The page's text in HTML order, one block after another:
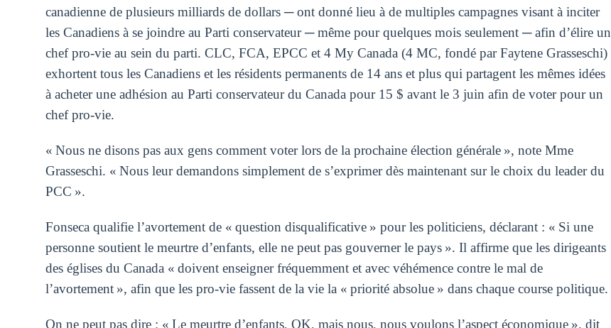
canadienne de plusieurs milliards de dollars ─ ont donné lieu à de multiples campagnes visant à inciter
les Canadiens à se joindre au Parti conservateur ─ même pour quelques mois seulement ─ afin d’élire un
chef pro-vie au sein du parti. CLC, FCA, EPCC et 4 My Canada (4 MC, fondé par Faytene Grasseschi)
exhortent tous les Canadiens et les résidents permanents de 14 ans et plus qui partagent les mêmes idées
à acheter une adhésion au Parti conservateur du Canada pour 15 $ avant le 3 juin afin de voter pour un
chef pro-vie.
« Nous ne disons pas aux gens comment voter lors de la prochaine élection générale », note Mme
Grasseschi. « Nous leur demandons simplement de s’exprimer dès maintenant sur le choix du leader du
PCC ».
Fonseca qualifie l’avortement de « question disqualificative » pour les politiciens, déclarant : « Si une
personne soutient le meurtre d’enfants, elle ne peut pas gouverner le pays ». Il affirme que les dirigeants
des églises du Canada « doivent enseigner fréquemment et avec véhémence contre le mal de
l’avortement », afin que les pro-vie fassent de la vie la « priorité absolue » dans chaque course politique.
On ne peut pas dire : « Le meurtre d’enfants, OK, mais nous, nous voulons l’aspect économique », dit